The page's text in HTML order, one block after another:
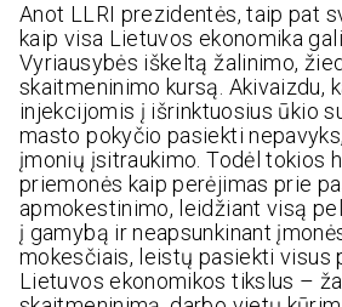
Anot LLRI prezidentės, taip pat
kaip visa Lietuvos ekonomika
Vyriausybės iškeltą žalinimo,
skaitmeninimo kursą. Akivaizdu,
injekcijomis į išrinktuosius ūkio
masto pokyčio pasiekti
įmonių įsitraukimo. Todėl tokios
priemonės kaip perėjimas prie
apmokestinimo, leidžiant visą
į gamybą ir neapsunkinant
mokesčiais, leistų pasiekti visus
Lietuvos ekonomikos tikslus –